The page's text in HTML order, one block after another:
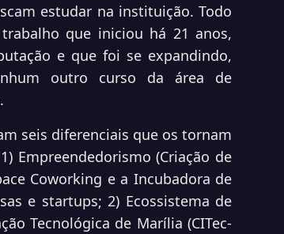
estudar na instituição. Todo
que iniciou há 21 anos,
e que foi se expandindo,
outro curso da área de
seis diferenciais que os tornam
Empreendedorismo (Criação de
Coworking e a Incubadora de
e startups; 2) Ecossistema de
Tecnológica de Marília (CITec-